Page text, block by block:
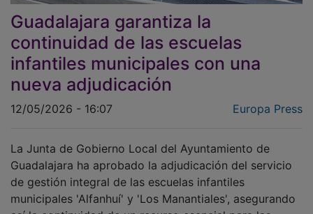
Guadalajara garantiza la
continuidad de las escuelas
infantiles municipales con una
nueva adjudicación
12/05/2026 - 16:07
Guadalajara ha aprobado la adjudicación del servicio
de gestión integral de las escuelas infantiles
municipales 'Alfanhuí' y 'Los Manantiales', asegurando
así la continuidad de un recurso esencial para las